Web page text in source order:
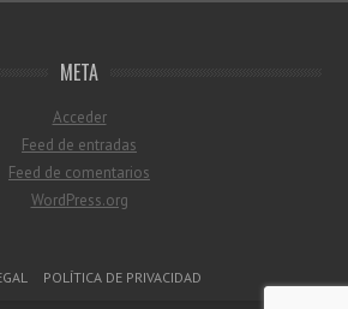
META
Acceder
Feed de entradas
Feed de comentarios
WordPress.org
POLÍTICA DE PRIVACIDAD